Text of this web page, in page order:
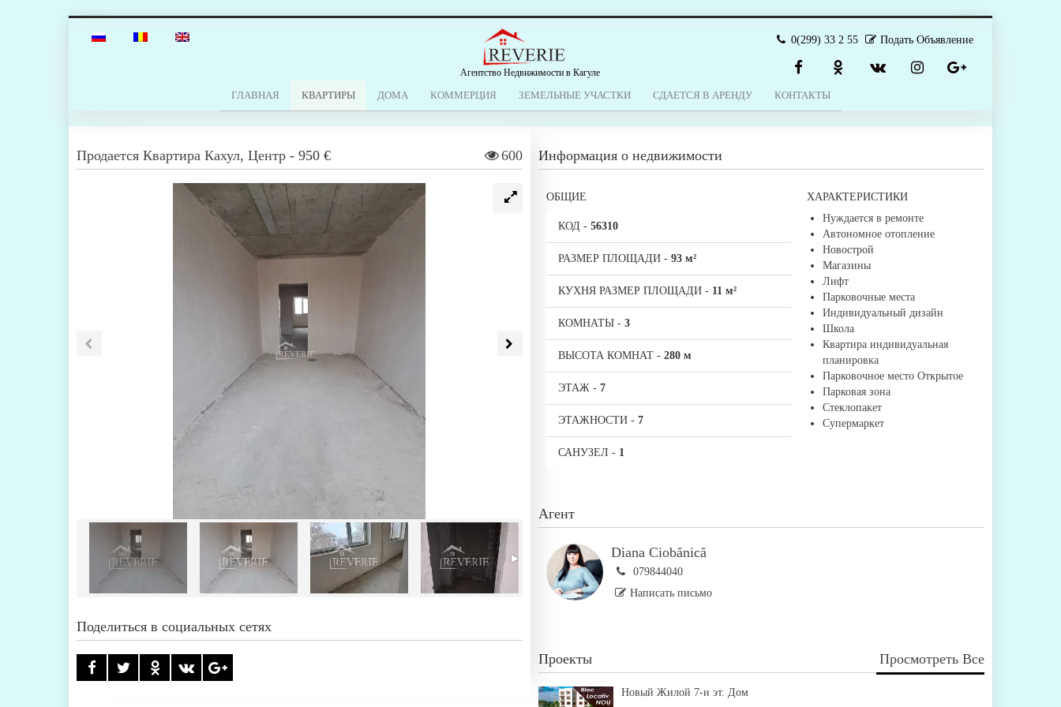
Агентство Недвижимости в Кагуле
0(299) 33 2 55 Подать Объявление
ГЛАВНАЯ КВАРТИРЫ ДОМА КОММЕРЦИЯ ЗЕМЕЛЬНЫЕ УЧАСТКИ СДАЕТСЯ В АРЕНДУ КОНТАКТЫ
Продается Квартира Кахул, Центр - 950 € 600
Поделиться в социальных сетях
Информация о недвижимости
ОБЩИЕ
КОД - 56310
РАЗМЕР ПЛОЩАДИ - 93 м²
КУХНЯ РАЗМЕР ПЛОЩАДИ - 11 м²
КОМНАТЫ - 3
ВЫСОТА КОМНАТ - 280 м
ЭТАЖ - 7
ЭТАЖНОСТИ - 7
САНУЗЕЛ - 1
ХАРАКТЕРИСТИКИ
Нуждается в ремонте
Автономное отопление
Новострой
Магазины
Лифт
Парковочные места
Индивидуальный дизайн
Школа
Квартира индивидуальная
планировка
Парковочное место Открытое
Парковая зона
Стеклопакет
Супермаркет
Агент
Diana Ciobănică
079844040
Написать письмо
Проекты Просмотреть Все
Новый Жилой 7-и эт. Дом